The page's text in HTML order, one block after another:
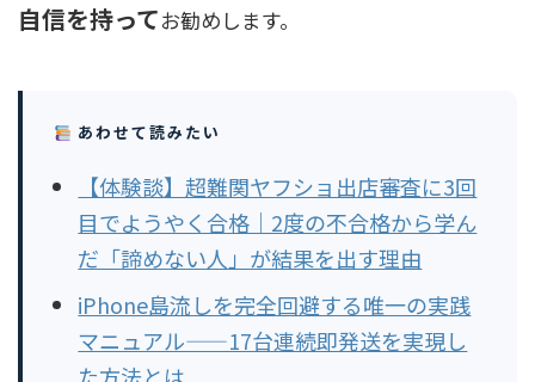
自信を持ってお勧めします。
あわせて読みたい
【体験談】超難関ヤフショ出店審査に3回
目でようやく合格｜2度の不合格から学ん
だ「諦めない人」が結果を出す理由
iPhone島流しを完全回避する唯一の実践
マニュアル——17台連続即発送を実現し